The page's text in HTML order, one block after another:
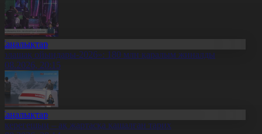
ойындары-2026»: 180 млн қаралым жиналды
20:15
– ақ жартасқа қашалған тарих